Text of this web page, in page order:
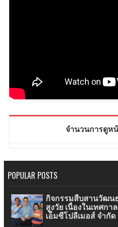
จำนวนการดูห
POPULAR POSTS
กิจกรรมสืบสานวัฒน
สูงวัย เนื่องในเทศก
เอ็มซีโปลีเมอส์ จำกัด